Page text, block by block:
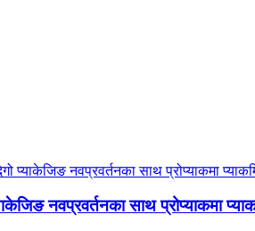
नवप्रवर्तनका साथ प्रोप्याकमा